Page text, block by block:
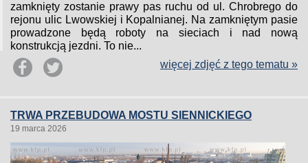
zamknięty zostanie prawy pas ruchu od ul. Chrobrego do
rejonu ulic Lwowskiej i Kopalnianej. Na zamkniętym pasie
prowadzone będą roboty na sieciach i nad nową
konstrukcją jezdni. To nie...
więcej zdjęć z tego tematu »
TRWA PRZEBUDOWA MOSTU SIENNICKIEGO
19 marca 2026